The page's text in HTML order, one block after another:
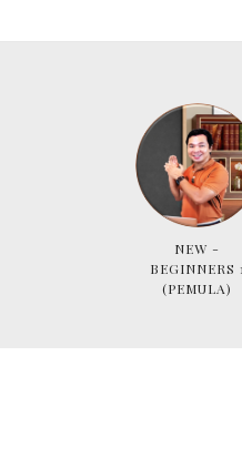
NEW -
BEGINNERS
(PEMULA)